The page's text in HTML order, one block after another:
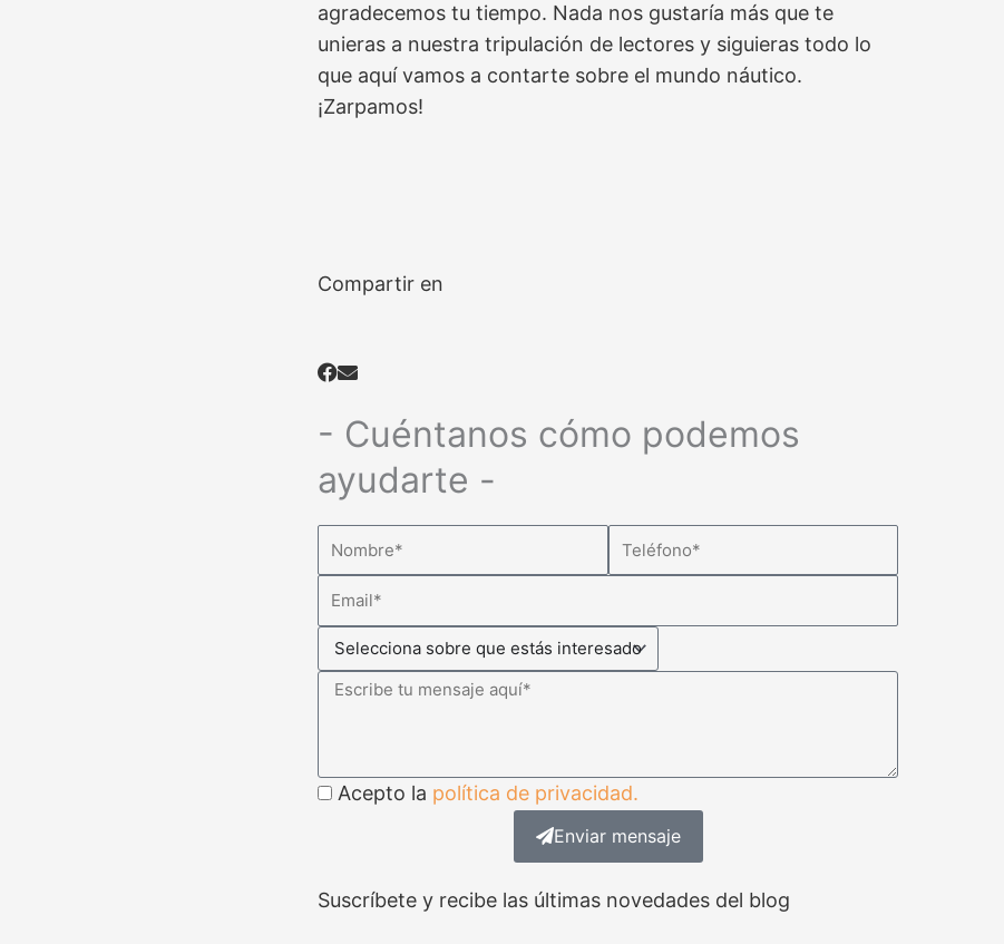
agradecemos tu tiempo. Nada nos gustaría más que te
unieras a nuestra tripulación de lectores y siguieras todo lo
que aquí vamos a contarte sobre el mundo náutico.
¡Zarpamos!
Compartir en
- Cuéntanos cómo podemos
ayudarte -
Acepto la política de privacidad.
Enviar mensaje
Suscríbete y recibe las últimas novedades del blog